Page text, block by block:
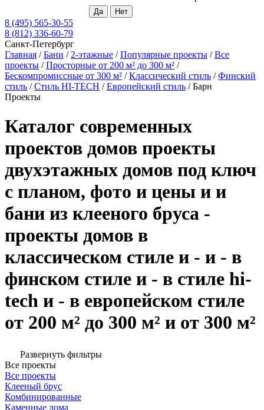
8 (495) 565-30-55
8 (812) 336-60-79
Санкт-Петербург
Главная /Бани / 2-этажные /Популярные проекты /Все
проекты /Просторные от 200 м² до 300 м² /
Бескомпромиссные от 300 м² /Классический стиль /Финский
стиль /Стиль HI-TECH /Европейский стиль /Барн
Проекты
Каталог современных
проектов домов проекты
двухэтажных домов под ключ
с планом, фото и цены и и
бани из клееного бруса -
проекты домов в
классическом стиле и - и - в
финском стиле и - в стиле hi-
tech и - в европейском стиле
от 200 м² до 300 м² и от 300 м²
Развернуть фильтры
Все проекты
Все проекты
Клееный брус
Комбинированные
Каменные дома